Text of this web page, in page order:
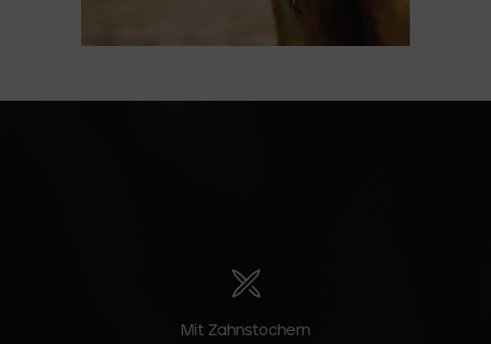
Mit Zahnstochern